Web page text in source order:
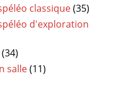
classique(35)
d'exploration
(34)
salle(11)